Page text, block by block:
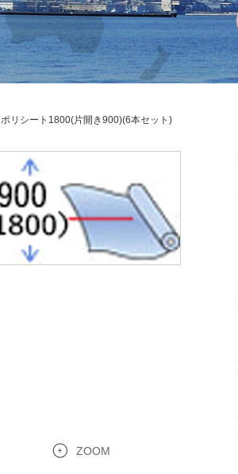
ポリシート1800(片開き900)(6本セット)
ZOOM